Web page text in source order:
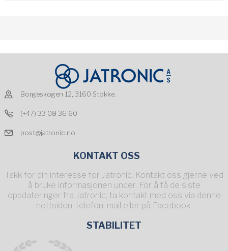
Borgeskogen 12, 3160 Stokke.
(+47) 33 08 36 60
post@jatronic.no
KONTAKT OSS
Takk for din interesse for Jatronic. Kontakt oss gjerne ved
å bruke informasjonen under. For å få de siste
oppdateringer fra Jatronic, ta kontakt med oss via denne
nettsiden, telefon, mail eller på Facebook.
STABILITET